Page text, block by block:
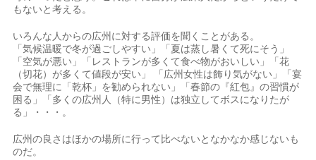
もないと考える。
いろんな人からの広州に対する評価を聞くことがある。
「気候温暖で冬が過ごしやすい」「夏は蒸し暑くて死にそう」
「空気が悪い」「レストランが多くて食べ物がおいしい」「花
（切花）が多くて値段が安い」 「広州女性は飾り気がない」「宴
会で無理に「乾杯」を勧められない」「春節の『紅包』の習慣が
困る」「多くの広州人（特に男性）は独立してボスになりたが
る」・・・。
広州の良さはほかの場所に行って比べないとなかなか感じないも
のだ。